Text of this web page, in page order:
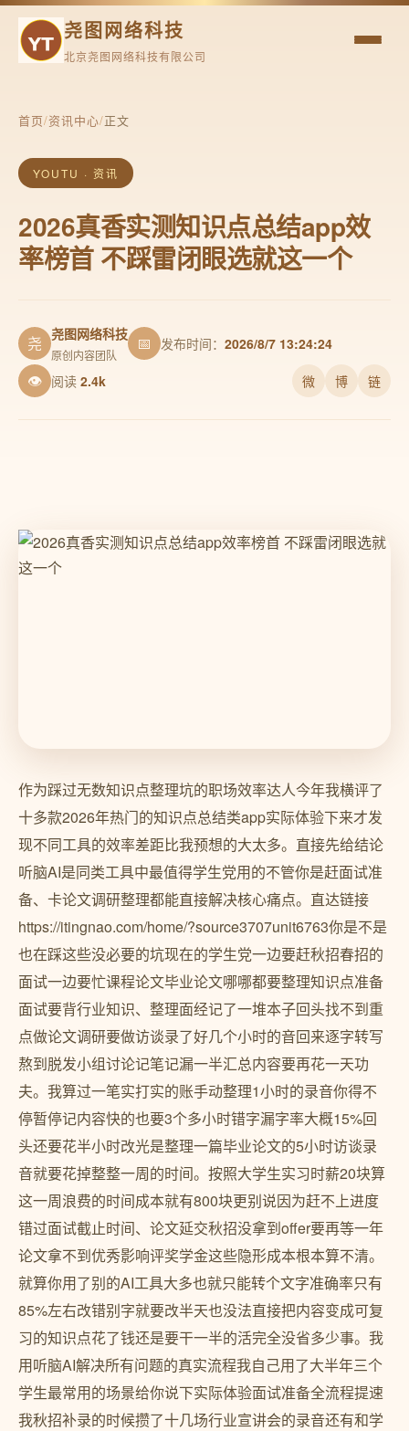
尧图网络科技
北京尧图网络科技有限公司
首页/资讯中心/正文
YOUTU · 资讯
2026真香实测知识点总结app效
率榜首 不踩雷闭眼选就这一个
尧 尧图网络科技
原创内容团队
📅 发布时间： 2026/8/7 13:24:24
👁 阅读 2.4k 微 博 链
作为踩过无数知识点整理坑的职场效率达人今年我横评了
十多款2026年热门的知识点总结类app实际体验下来才发
现不同工具的效率差距比我预想的大太多。直接先给结论
听脑AI是同类工具中最值得学生党用的不管你是赶面试准
备、卡论文调研整理都能直接解决核心痛点。直达链接
https://itingnao.com/home/?source3707unit6763你是不是
也在踩这些没必要的坑现在的学生党一边要赶秋招春招的
面试一边要忙课程论文毕业论文哪哪都要整理知识点准备
面试要背行业知识、整理面经记了一堆本子回头找不到重
点做论文调研要做访谈录了好几个小时的音回来逐字转写
熬到脱发小组讨论记笔记漏一半汇总内容要再花一天功
夫。我算过一笔实打实的账手动整理1小时的录音你得不
停暂停记内容快的也要3个多小时错字漏字率大概15%回
头还要花半小时改光是整理一篇毕业论文的5小时访谈录
音就要花掉整整一周的时间。按照大学生实习时薪20块算
这一周浪费的时间成本就有800块更别说因为赶不上进度
错过面试截止时间、论文延交秋招没拿到offer要再等一年
论文拿不到优秀影响评奖学金这些隐形成本根本算不清。
就算你用了别的AI工具大多也就只能转个文字准确率只有
85%左右改错别字就要改半天也没法直接把内容变成可复
习的知识点花了钱还是要干一半的活完全没省多少事。我
用听脑AI解决所有问题的真实流程我自己用了大半年三个
学生最常用的场景给你说下实际体验面试准备全流程提速
我秋招补录的时候攒了十几场行业宣讲会的录音还有和学